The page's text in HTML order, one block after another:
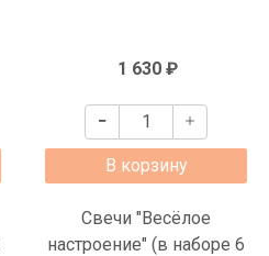
1 630 ₽
В корзину
Свечи "Весёлое
настроение" (в наборе 6